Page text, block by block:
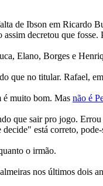
de Ibson em Ricardo
decretou que fosse.
Elano, Borges e
que no titular. Rafael,
é muito bom. Mas não é
que sair pro jogo.
está correto,
o irmão.
nos últimos dois